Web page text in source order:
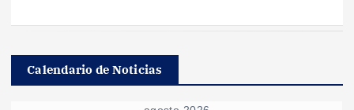
Calendario de Noticias